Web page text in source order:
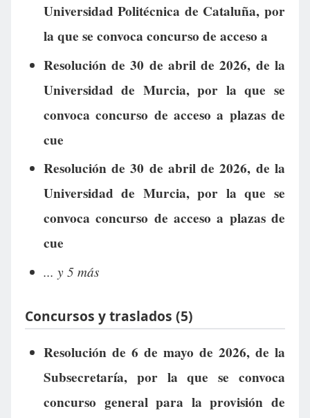
Universidad Politécnica de Cataluña, por
la que se convoca concurso de acceso a
Resolución de 30 de abril de 2026, de la
Universidad de Murcia, por la que se
convoca concurso de acceso a plazas de
cue
Resolución de 30 de abril de 2026, de la
Universidad de Murcia, por la que se
convoca concurso de acceso a plazas de
cue
... y 5 más
Concursos y traslados (5)
Resolución de 6 de mayo de 2026, de la
Subsecretaría, por la que se convoca
concurso general para la provisión de